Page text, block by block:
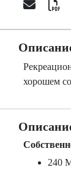
хорошем
240